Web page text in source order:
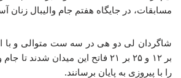
مسابقات، در جایگاه هفتم جام والیبال زنان
را با پیروزی به پایان برسانند.